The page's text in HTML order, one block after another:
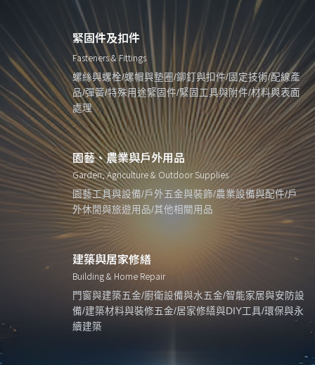
緊固件及扣件
Fasteners & Fittings
螺絲與螺栓/螺帽與墊圈/鉚釘與扣件/固定技術/配線產
品/彈簧/特殊用途緊固件/緊固工具與附件/材料與表面
處理
園藝、農業與戶外用品
Garden, Agriculture & Outdoor Supplies
園藝工具與設備/戶外五金與裝飾/農業設備與配件/戶
外休閒與旅遊用品/其他相關用品
建築與居家修繕
Building & Home Repair
門窗與建築五金/廚衛設備與水五金/智能家居與安防設
備/建築材料與裝修五金/居家修繕與DIY工具/環保與永
續建築